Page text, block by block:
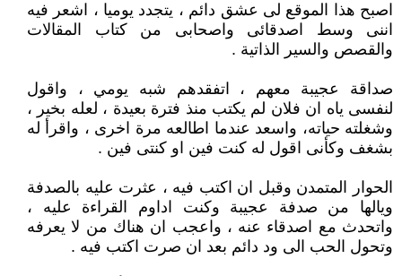
اصبح هذا الموقع لى عشق دائم ، يتجدد يوميا ، اشعر فيه
اننى وسط اصدقائى واصحابى من كتاب المقالات
والقصص والسير الذاتية .
صداقة عجيبة معهم ، اتفقدهم شبه يومي ، واقول
لنفسى ياه ان فلان لم يكتب منذ فترة بعيدة ، لعله بخير ،
وشغلته حياته، واسعد عندما اطالعه مرة اخرى ، واقرأ له
بشغف وكأنى اقول له كنت فين او كنتى فين .
الحوار المتمدن وقبل ان اكتب فيه ، عثرت عليه بالصدفة
ويالها من صدفة عجيبة وكنت اداوم القراءة عليه ،
واتحدث مع اصدقاء عنه ، واعجب ان هناك من لا يعرفه
وتحول الحب الى ود دائم بعد ان صرت اكتب فيه .